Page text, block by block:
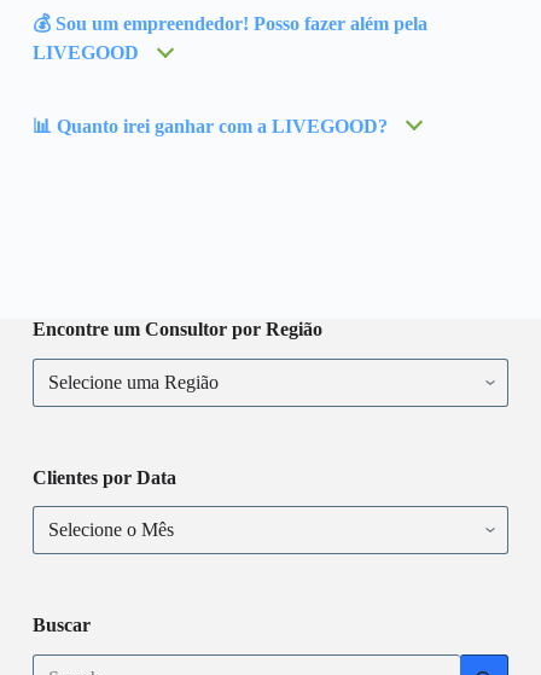
💰 Sou um empreendedor! Posso fazer além pela
LIVEGOOD
📊 Quanto irei ganhar com a LIVEGOOD?
Encontre um Consultor por Região
Clientes por Data
Buscar